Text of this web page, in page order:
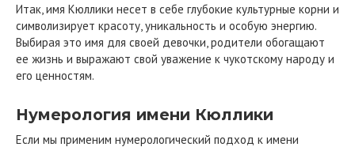
Итак, имя Кюллики несет в себе глубокие культурные корни и
символизирует красоту, уникальность и особую энергию.
Выбирая это имя для своей девочки, родители обогащают
ее жизнь и выражают свой уважение к чукотскому народу и
его ценностям.
Нумерология имени Кюллики
Если мы применим нумерологический подход к имени